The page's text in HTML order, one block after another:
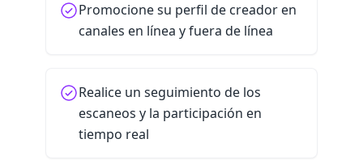
Promocione su perfil de creador en
canales en línea y fuera de línea
Realice un seguimiento de los
escaneos y la participación en
tiempo real